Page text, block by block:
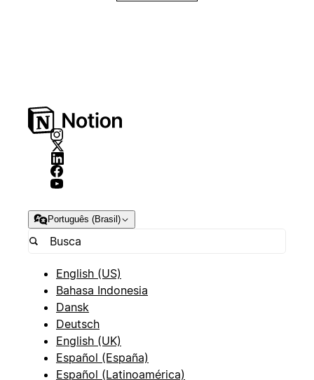
Português (Brasil)
English (US)
Bahasa Indonesia
Dansk
Deutsch
English (UK)
Español (España)
Español (Latinoamérica)